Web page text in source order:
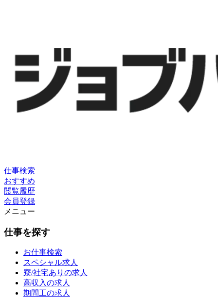
仕事検索
おすすめ
閲覧履歴
会員登録
メニュー
仕事を探す
お仕事検索
スペシャル求人
寮/社宅ありの求人
高収入の求人
期間工の求人